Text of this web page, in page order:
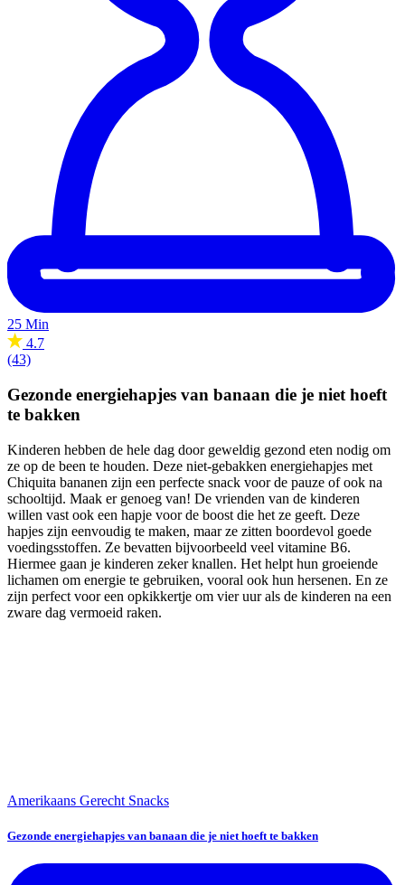
25 Min
4.7
(43)
Gezonde energiehapjes van banaan die je niet hoeft
te bakken
Kinderen hebben de hele dag door geweldig gezond eten nodig om
ze op de been te houden. Deze niet-gebakken energiehapjes met
Chiquita bananen zijn een perfecte snack voor de pauze of ook na
schooltijd. Maak er genoeg van! De vrienden van de kinderen
willen vast ook een hapje voor de boost die het ze geeft. Deze
hapjes zijn eenvoudig te maken, maar ze zitten boordevol goede
voedingsstoffen. Ze bevatten bijvoorbeeld veel vitamine B6.
Hiermee gaan je kinderen zeker knallen. Het helpt hun groeiende
lichamen om energie te gebruiken, vooral ook hun hersenen. En ze
zijn perfect voor een opkikkertje om vier uur als de kinderen na een
zware dag vermoeid raken.
Amerikaans Gerecht Snacks
Gezonde energiehapjes van banaan die je niet hoeft te bakken